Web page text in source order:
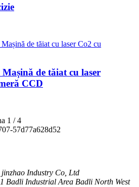
Mașină de tăiat cu laser
CCD
1 / 4
Industry Co, Ltd
Badli Industrial Area Badli North West